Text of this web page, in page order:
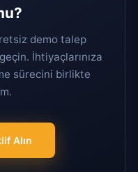
demo talep
İhtiyaçlarınıza
sürecini birlikte
Alın